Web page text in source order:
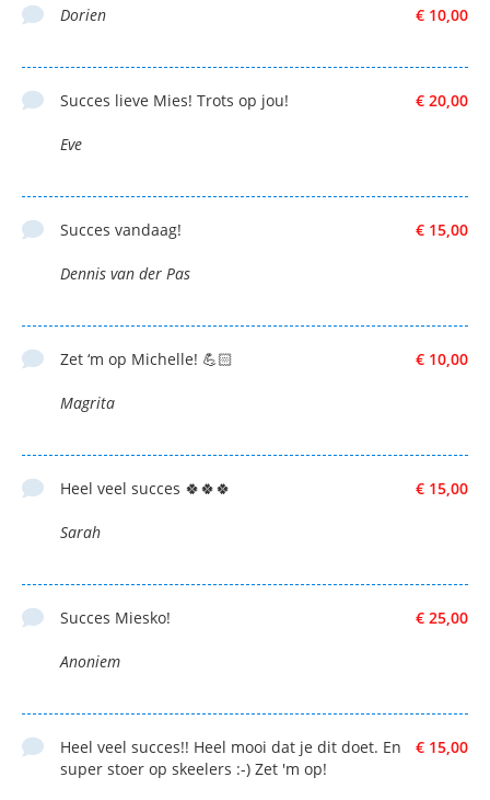
€ 10,00
Dorien
€ 20,00
Succes lieve Mies! Trots op jou!
Eve
€ 15,00
Succes vandaag!
Dennis van der Pas
€ 10,00
Zet ‘m op Michelle! 💪🏻
Magrita
€ 15,00
Heel veel succes 🍀🍀🍀
Sarah
€ 25,00
Succes Miesko!
Anoniem
€ 15,00
Heel veel succes!! Heel mooi dat je dit doet. En
super stoer op skeelers :-) Zet 'm op!